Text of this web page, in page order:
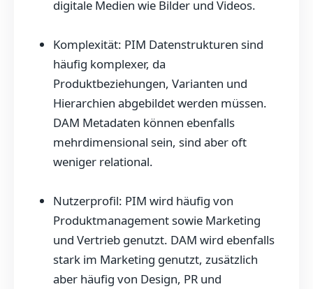
digitale Medien wie Bilder und Videos.
Komplexität: PIM Datenstrukturen sind
häufig komplexer, da
Produktbeziehungen, Varianten und
Hierarchien abgebildet werden müssen.
DAM Metadaten können ebenfalls
mehrdimensional sein, sind aber oft
weniger relational.
Nutzerprofil: PIM wird häufig von
Produktmanagement sowie Marketing
und Vertrieb genutzt. DAM wird ebenfalls
stark im Marketing genutzt, zusätzlich
aber häufig von Design, PR und